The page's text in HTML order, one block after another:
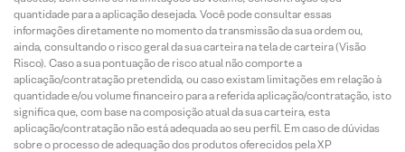
quantidade para a aplicação desejada. Você pode consultar essas
informações diretamente no momento da transmissão da sua ordem ou,
ainda, consultando o risco geral da sua carteira na tela de carteira (Visão
Risco). Caso a sua pontuação de risco atual não comporte a
aplicação/contratação pretendida, ou caso existam limitações em relação à
quantidade e/ou volume financeiro para a referida aplicação/contratação, isto
significa que, com base na composição atual da sua carteira, esta
aplicação/contratação não está adequada ao seu perfil. Em caso de dúvidas
sobre o processo de adequação dos produtos oferecidos pela XP